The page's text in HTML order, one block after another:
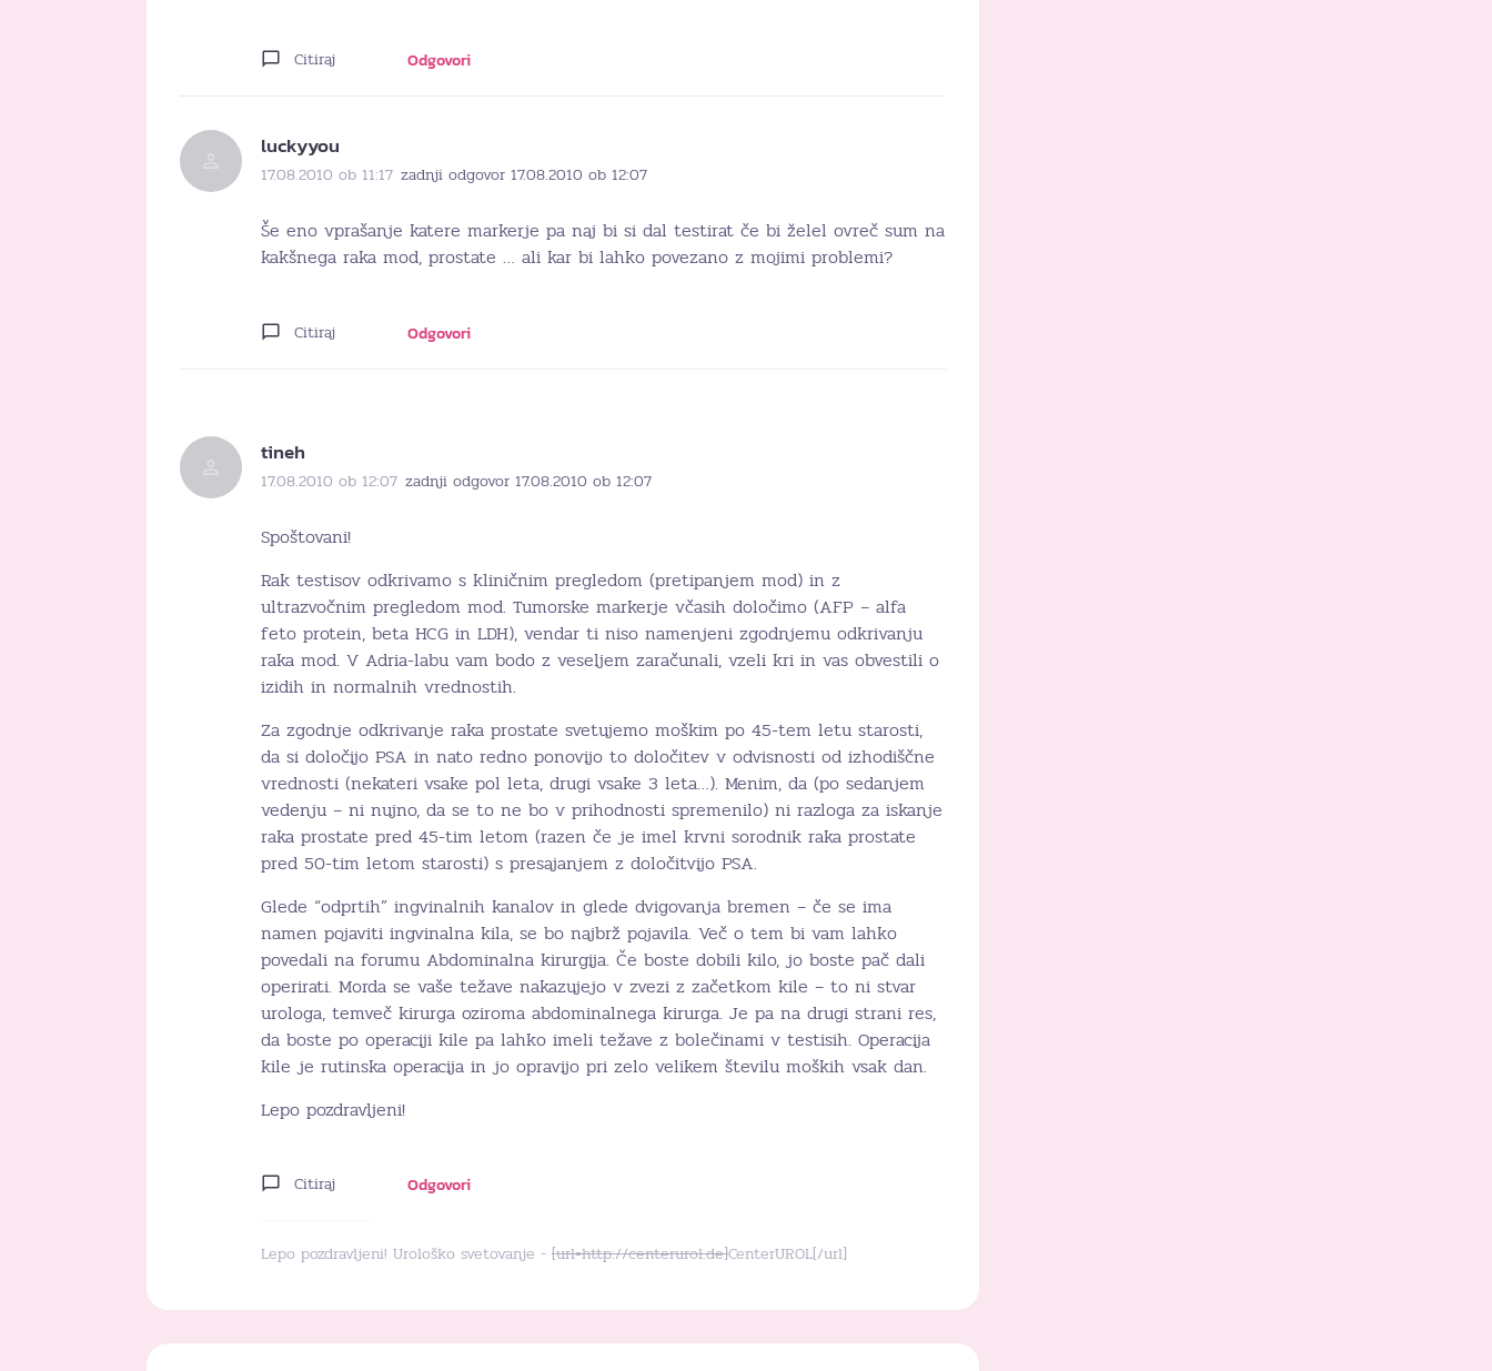
Citiraj Odgovori
luckyyou
17.08.2010 ob 11:17 zadnji odgovor 17.08.2010 ob 12:07
Še eno vprašanje katere markerje pa naj bi si dal testirat če bi želel ovreč sum na
kakšnega raka mod, prostate … ali kar bi lahko povezano z mojimi problemi?
Citiraj Odgovori
tineh
17.08.2010 ob 12:07 zadnji odgovor 17.08.2010 ob 12:07
Spoštovani!
Rak testisov odkrivamo s kliničnim pregledom (pretipanjem mod) in z
ultrazvočnim pregledom mod. Tumorske markerje včasih določimo (AFP – alfa
feto protein, beta HCG in LDH), vendar ti niso namenjeni zgodnjemu odkrivanju
raka mod. V Adria-labu vam bodo z veseljem zaračunali, vzeli kri in vas obvestili o
izidih in normalnih vrednostih.
Za zgodnje odkrivanje raka prostate svetujemo moškim po 45-tem letu starosti,
da si določijo PSA in nato redno ponovijo to določitev v odvisnosti od izhodiščne
vrednosti (nekateri vsake pol leta, drugi vsake 3 leta…). Menim, da (po sedanjem
vedenju – ni nujno, da se to ne bo v prihodnosti spremenilo) ni razloga za iskanje
raka prostate pred 45-tim letom (razen če je imel krvni sorodnik raka prostate
pred 50-tim letom starosti) s presajanjem z določitvijo PSA.
Glede “odprtih” ingvinalnih kanalov in glede dvigovanja bremen – če se ima
namen pojaviti ingvinalna kila, se bo najbrž pojavila. Več o tem bi vam lahko
povedali na forumu Abdominalna kirurgija. Če boste dobili kilo, jo boste pač dali
operirati. Morda se vaše težave nakazujejo v zvezi z začetkom kile – to ni stvar
urologa, temveč kirurga oziroma abdominalnega kirurga. Je pa na drugi strani res,
da boste po operaciji kile pa lahko imeli težave z bolečinami v testisih. Operacija
kile je rutinska operacija in jo opravijo pri zelo velikem številu moških vsak dan.
Lepo pozdravljeni!
Citiraj Odgovori
Lepo pozdravljeni! Urološko svetovanje - [url=http://centerurol.de]CenterUROL[/url]